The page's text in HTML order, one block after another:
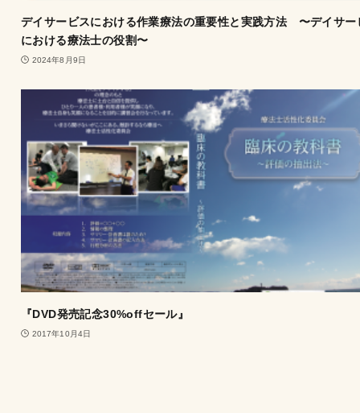
デイサービスにおける作業療法の重要性と実践方法 〜デイサー
における療法士の役割〜
2024年8月9日
『DVD発売記念30%offセール』
2017年10月4日